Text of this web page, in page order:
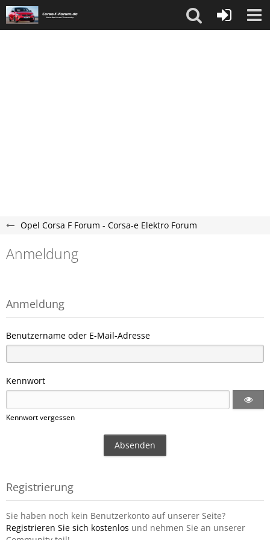
Opel Corsa F Forum - Corsa-e Elektro Forum
Anmeldung
Anmeldung
Benutzername oder E-Mail-Adresse
Kennwort
Kennwort vergessen
Registrierung
Sie haben noch kein Benutzerkonto auf unserer Seite?
Registrieren Sie sich kostenlos und nehmen Sie an unserer